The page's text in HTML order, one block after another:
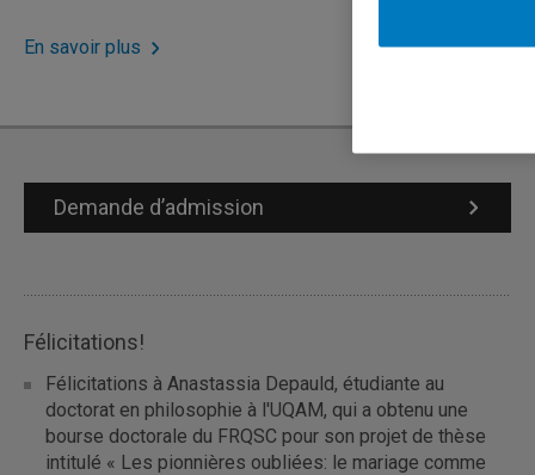
En savoir plus
Demande d’admission
Félicitations!
Félicitations à Anastassia Depauld, étudiante au
doctorat en philosophie à l'UQAM, qui a obtenu une
bourse doctorale du FRQSC pour son projet de thèse
intitulé « Les pionnières oubliées: le mariage comme